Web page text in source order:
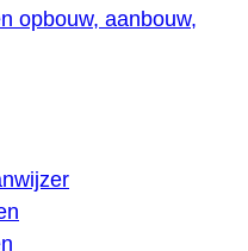
opbouw, aanbouw,